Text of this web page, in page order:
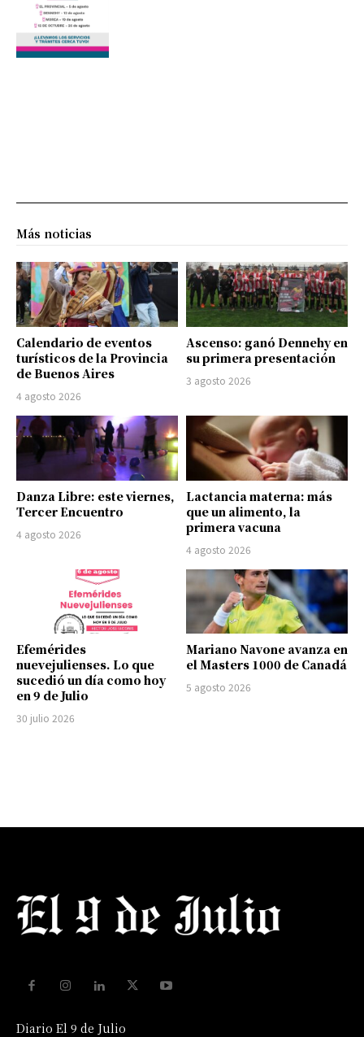
Más noticias
Calendario de eventos
turísticos de la Provincia
de Buenos Aires
4 agosto 2026
Ascenso: ganó Dennehy en
su primera presentación
3 agosto 2026
Danza Libre: este viernes,
Tercer Encuentro
4 agosto 2026
Lactancia materna: más
que un alimento, la
primera vacuna
4 agosto 2026
Efemérides
nuevejulienses. Lo que
sucedió un día como hoy
en 9 de Julio
30 julio 2026
Mariano Navone avanza en
el Masters 1000 de Canadá
5 agosto 2026
Diario El 9 de Julio